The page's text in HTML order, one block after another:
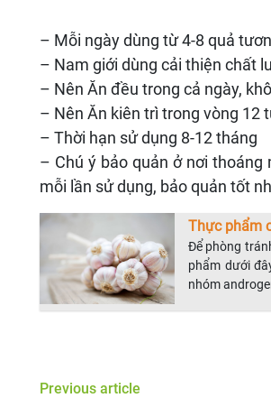
– Mỗi ngày dùng từ 4-8 quả
– Nam giới dùng cải thiện chất
– Nên Ăn đều trong cả ngày,
– Nên Ăn kiên trì trong vòng 12
– Thời hạn sử dụng 8-12 tháng
– Chú ý bảo quản ở nơi
mỗi lần sử dụng, bảo quản tốt
Thực phẩm
Để phòng
phẩm dưới
nhóm
Previous article